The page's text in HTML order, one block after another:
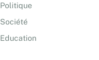
Politique
Société
Education